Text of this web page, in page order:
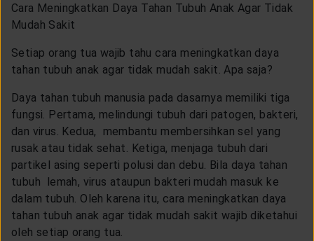
Cara Meningkatkan Daya Tahan Tubuh Anak Agar Tidak
Mudah Sakit
Setiap orang tua wajib tahu cara meningkatkan daya
tahan tubuh anak agar tidak mudah sakit. Apa saja?
Daya tahan tubuh manusia pada dasarnya memiliki tiga
fungsi. Pertama, melindungi tubuh dari patogen, bakteri,
dan virus. Kedua, membantu membersihkan sel yang
rusak atau tidak sehat. Ketiga, menjaga tubuh dari
partikel asing seperti polusi dan debu. Bila daya tahan
tubuh lemah, virus ataupun bakteri mudah masuk ke
dalam tubuh. Oleh karena itu, cara meningkatkan daya
tahan tubuh anak agar tidak mudah sakit wajib diketahui
oleh setiap orang tua.
INSURANCE DICTIONARY
OUR SOLUTION
CUSTOMER SERVICE
ARTICLE & NEWS